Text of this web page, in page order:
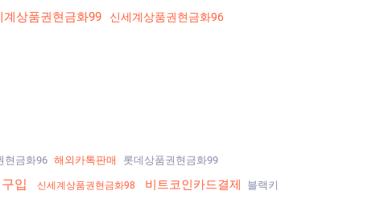
계상품권현금화99
신세계상품권현금화96
현금화96 해외카톡판매 롯데상품권현금화99
입 신세계상품권현금화98 비트코인카드결제
블랙키